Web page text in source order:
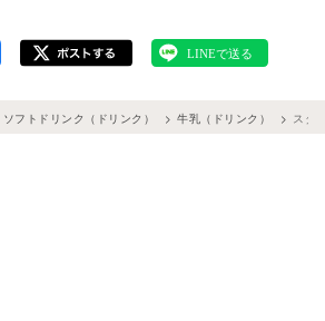
ソフトドリンク（ドリンク） 牛乳（ドリンク） スタ